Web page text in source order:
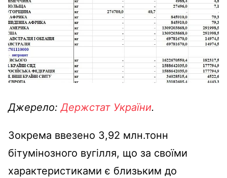
Джерело: Держстат України.
Зокрема ввезено 3,92 млн.тонн
бітумінозного вугілля, що за своїми
характеристиками є близьким до